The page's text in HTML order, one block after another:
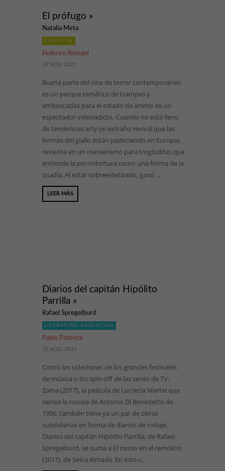
El prófugo »
Natalia Meta
CINE Y TV
Federico Romani
25 NOV, 2021
Buena parte del cine de terror contemporáneo
es un parque temático de trampas y
emboscadas para el estado de ánimo de un
espectador videoadicto. Cuando no está lleno
de tendencias arty (el extraño revival que las
formas del giallo están padeciendo en Europa),
revienta en un manierismo para trogloditas que
entiende la pornotortura como una forma de la
osadía. Al estar sobreestetizado, ganó ...
LEER MÁS
Diarios del capitán Hipólito
Parrilla »
Rafael Spregelburd
LITERATURA ARGENTINA
Pablo Potenza
15 AGO, 2019
Como los sideshows de los grandes festivales
de música o los spin-off de las series de TV,
Zama (2017), la película de Lucrecia Martel que
recrea la novela de Antonio Di Benedetto de
1956, también tiene ya un par de obras
subsidiarias en forma de diarios de rodaje.
Diarios del capitán Hipólito Parrilla, de Rafael
Spregelburd, se suma a El mono en el remolino
(2017), de Selva Almada. En este c...